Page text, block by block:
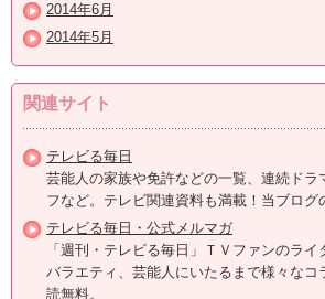
2014年6月
2014年5月
関連サイト
テレビる毎日
芸能人の家族や免許などの一覧、連続ドラ
フなど。テレビ関連資料も満載！当ブログ
テレビる毎日・公式メルマガ
「週刊・テレビる毎日」ＴＶファンのラ
バラエティ、芸能人にいたるまで様々なコ
読無料。